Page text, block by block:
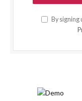
By signing